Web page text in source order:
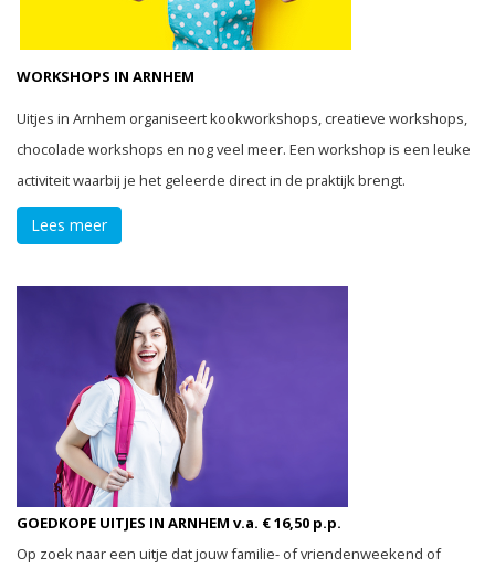
WORKSHOPS IN ARNHEM
Uitjes in Arnhem organiseert kookworkshops, creatieve workshops,
chocolade workshops en nog veel meer. Een workshop is een leuke
activiteit waarbij je het geleerde direct in de praktijk brengt.
Lees meer
GOEDKOPE UITJES IN ARNHEM v.a. € 16,50 p.p.
Op zoek naar een uitje dat jouw familie- of vriendenweekend of